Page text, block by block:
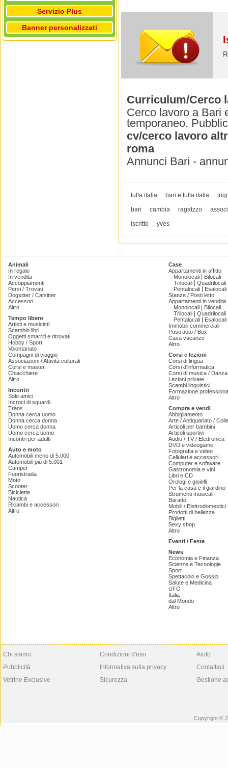
Servizio Plus
Banner personalizzati
Curriculum/Cerco
Cerco lavoro a Bari
temporaneo.
cv/cerco lavoro
roma
Annunci Bari -
tutta italia bari e tutta italia
bari
cambia ragatzzo
iscritto
yves
Animali
In regalo
In vendita
Accoppiamenti
Persi / Trovati
Dogsitter / Catsitter
Accessori
Altro
Tempo libero
Artisti e musicisti
Scambio libri
Oggetti smarriti e ritrovati
Hobby / Sport
Volontariato
Compagni di viaggio
Associazioni / Attività culturali
Corsi e master
Chiacchiere
Altro
Incontri
Solo amici
Incroci di sguardi
Trans
Donna cerca uomo
Donna cerca donna
Uomo cerca donna
Uomo cerca uomo
Incontri per adulti
Auto e moto
Automobili meno di 5.000
Automobili più di 5.001
Camper
Fuoristrada
Moto
Scooter
Biciclette
Nautica
Ricambi e accessori
Altro
Case
Appartamenti in affitto
Monolocali
Bilocali
Trilocali
Quadrilocali
Pentalocali
Esalocali
Stanze / Posti letto
Appartamenti in vendita
Monolocali
Bilocali
Trilocali
Quadrilocali
Pentalocali
Esalocali
Immobili commerciali
Posti auto / Box
Casa vacanze
Altro
Corsi e lezioni
Corsi di lingua
Corsi d'informatica
Corsi di musica /
Lezioni private
Scambi linguistici
Formazione
Altro
Compra e vendi
Abbigliamento
Arte / Antiquariato /
Articoli per bambini
Articoli sportivi
Audio / TV / Elettronica
DVD e videogame
Fotografia e video
Cellulari e accessori
Computer e software
Gastronomia e vini
Libri e CD
Orologi e gioielli
Per la casa e il giardino
Strumenti musicali
Baratto
Mobili / Elettrodomestici
Prodotti di bellezza
Biglietti
Sexy shop
Altro
Eventi / Feste
News
Economia e Finanza
Scienze e Tecnologie
Sport
Spettacolo e Gossip
Salute e Medicina
UFO
Italia
dal Mondo
Altro
Chi siamo
Pubblicità
Vetrine Exclusive
Condizioni d'uso
Informativa sulla privacy
Sicurezza
Aiuto
Contattaci
Gestione
Copyright ©